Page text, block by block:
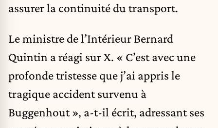
assurer la continuité du transport.
Le ministre de l’Intérieur Bernard
Quintin a réagi sur X. « C’est avec une
profonde tristesse que j’ai appris le
tragique accident survenu à
Buggenhout », a-t-il écrit, adressant ses